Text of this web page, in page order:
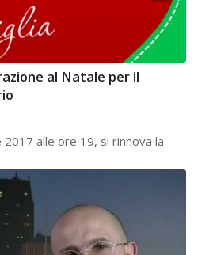
al Natale per il
alle ore 19, si rinnova la